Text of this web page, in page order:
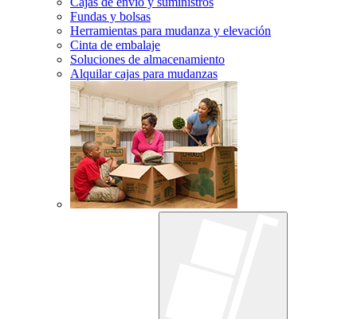
Fundas y bolsas
Herramientas para mudanza y elevación
Cinta de embalaje
Soluciones de almacenamiento
Alquilar cajas para mudanzas